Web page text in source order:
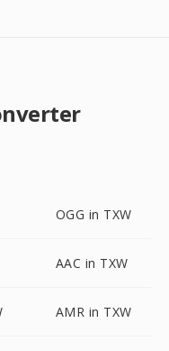
OGG in TXW
AAC in TXW
AMR in TXW